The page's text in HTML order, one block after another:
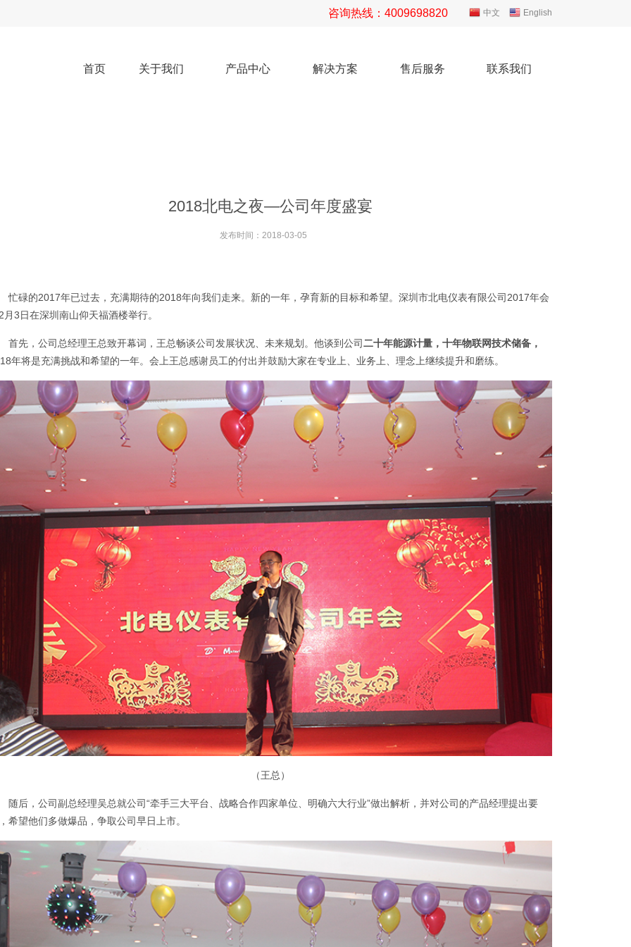
中文 English
咨询热线：4009698820
首页 关于我们 产品中心 解决方案 售后服务 联系我们
2018北电之夜—公司年度盛宴
发布时间： 2018-03-05
忙碌的2017年已过去，充满期待的2018年向我们走来。新的一年，孕育新的目标和希望。深圳市北电仪表有限公司2017年会
月3日在深圳南山仰天福酒楼举行。
首先，公司总经理王总致开幕词，王总畅谈公司发展状况、未来规划。他谈到公司二十年能源计量，十年物联网技术储备，
年将是充满挑战和希望的一年。会上王总感谢员工的付出并鼓励大家在专业上、业务上、理念上继续提升和磨练。
（王总）
随后，公司副总经理吴总就公司“牵手三大平台、战略合作四家单位、明确六大行业”做出解析，并对公司的产品经理提出要
希望他们多做爆品，争取公司早日上市。